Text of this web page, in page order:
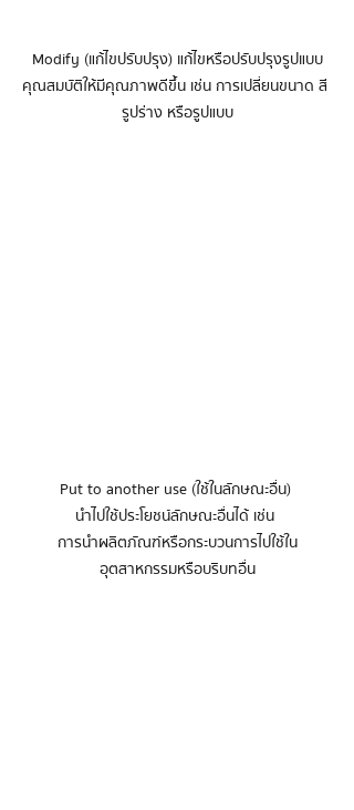
Modify (แก้ไขปรับปรุง) แก้ไขหรือปรับปรุงรูปแบบ
คุณสมบัติให้มีคุณภาพดีขึ้น เช่น การเปลี่ยนขนาด สี
รูปร่าง หรือรูปแบบ
Put to another use (ใช้ในลักษณะอื่น)
นำไปใช้ประโยชน์ลักษณะอื่นได้ เช่น
การนำผลิตภัณฑ์หรือกระบวนการไปใช้ใน
อุตสาหกรรมหรือบริบทอื่น